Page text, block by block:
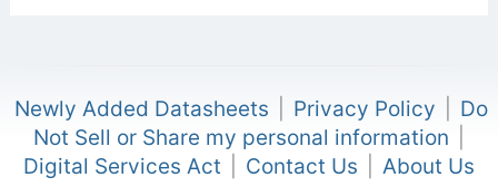
Newly Added Datasheets Privacy Policy
Do
Not Sell or Share my personal information
Digital Services Act
Contact Us About Us